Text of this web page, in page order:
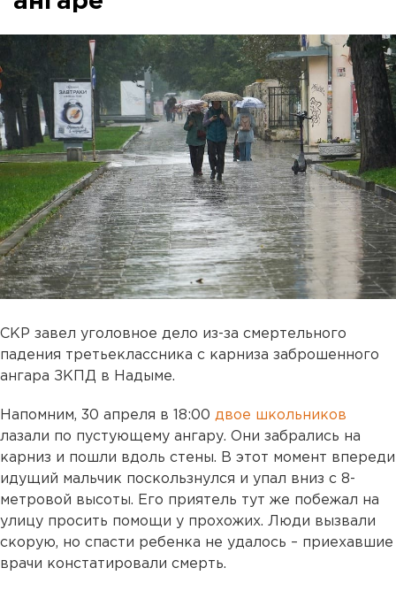
СКР завел уголовное дело из-за смертельного
падения третьеклассника с карниза заброшенного
ангара ЗКПД в Надыме.
Напомним, 30 апреля в 18:00 двое школьников
лазали по пустующему ангару. Они забрались на
карниз и пошли вдоль стены. В этот момент впереди
идущий мальчик поскользнулся и упал вниз с 8-
метровой высоты. Его приятель тут же побежал на
улицу просить помощи у прохожих. Люди вызвали
скорую, но спасти ребенка не удалось – приехавшие
врачи констатировали смерть.